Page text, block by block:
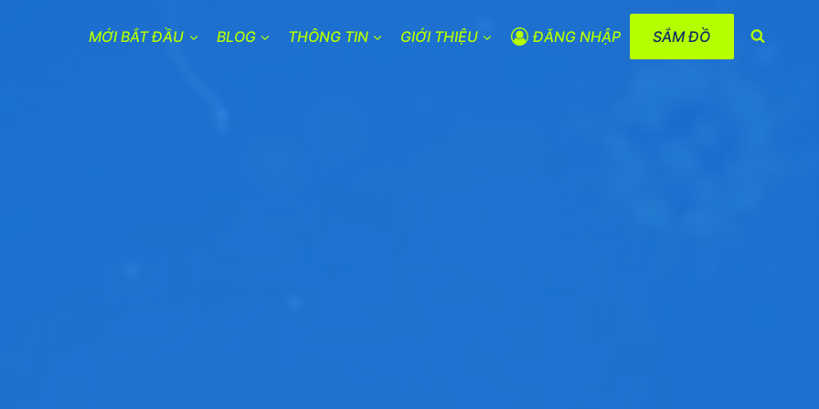
MỚI BẮT ĐẦU BLOG THÔNG TIN GIỚI THIỆU ĐĂNG NHẬP SẮM ĐỒ